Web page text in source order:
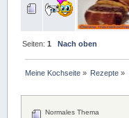
Seiten:1 Nach oben
Meine Kochseite » Rezepte »
Normales Thema